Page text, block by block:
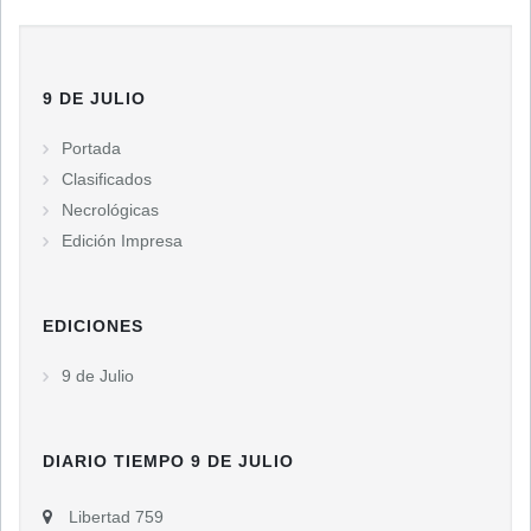
9 DE JULIO
Portada
Clasificados
Necrológicas
Edición Impresa
EDICIONES
9 de Julio
DIARIO TIEMPO 9 DE JULIO
Libertad 759